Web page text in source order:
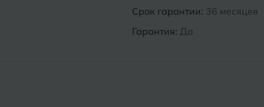
Срок гарантии: 36 месяцев
Гарантия: Да